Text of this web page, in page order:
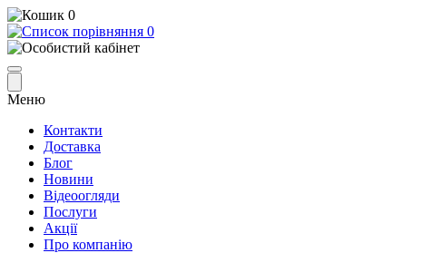
0
0
Меню
Контакти
Доставка
Блог
Новини
Відеоогляди
Послуги
Акції
Про компанію